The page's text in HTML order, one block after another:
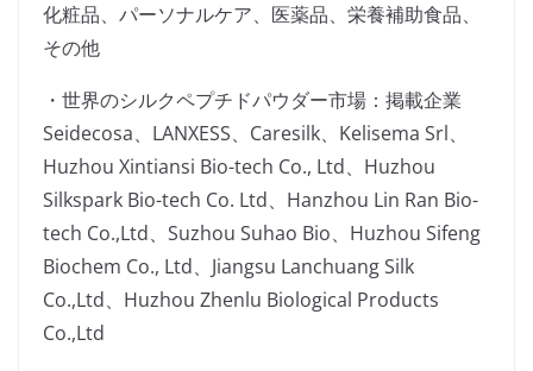
化粧品、パーソナルケア、医薬品、栄養補助食品、
その他
・世界のシルクペプチドパウダー市場：掲載企業
Seidecosa、LANXESS、Caresilk、Kelisema Srl、
Huzhou Xintiansi Bio-tech Co., Ltd、Huzhou
Silkspark Bio-tech Co. Ltd、Hanzhou Lin Ran Bio-
tech Co.,Ltd、Suzhou Suhao Bio、Huzhou Sifeng
Biochem Co., Ltd、Jiangsu Lanchuang Silk
Co.,Ltd、Huzhou Zhenlu Biological Products
Co.,Ltd